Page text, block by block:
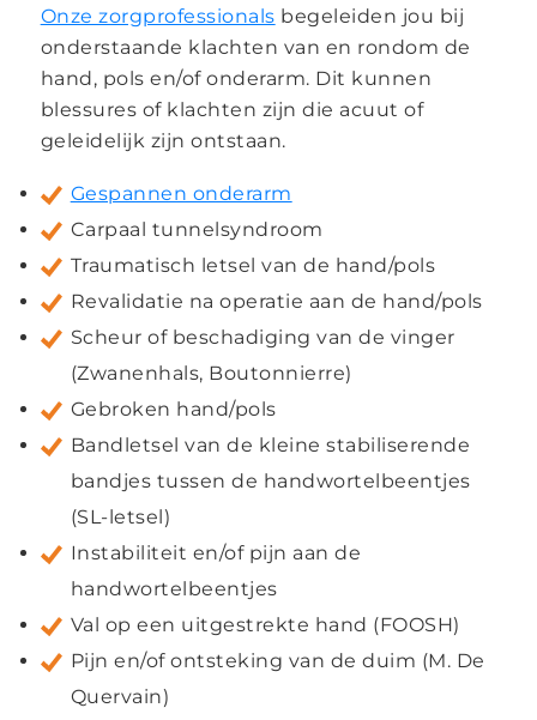
Onze zorgprofessionals begeleiden jou bij
onderstaande klachten van en rondom de
hand, pols en/of onderarm. Dit kunnen
blessures of klachten zijn die acuut of
geleidelijk zijn ontstaan.
Gespannen onderarm
Carpaal tunnelsyndroom
Traumatisch letsel van de hand/pols
Revalidatie na operatie aan de hand/pols
Scheur of beschadiging van de vinger
(Zwanenhals, Boutonnierre)
Gebroken hand/pols
Bandletsel van de kleine stabiliserende
bandjes tussen de handwortelbeentjes
(SL-letsel)
Instabiliteit en/of pijn aan de
handwortelbeentjes
Val op een uitgestrekte hand (FOOSH)
Pijn en/of ontsteking van de duim (M. De
Quervain)